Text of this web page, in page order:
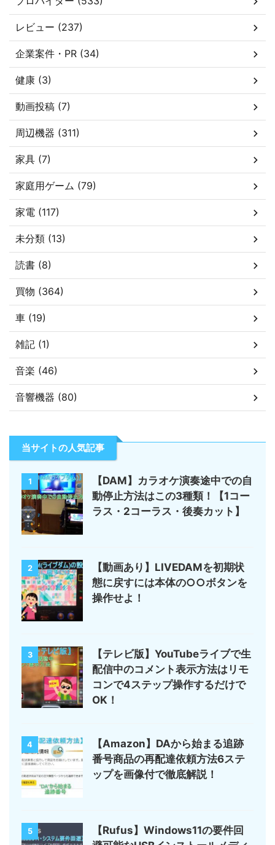
レビュー (237)
企業案件・PR (34)
健康 (3)
動画投稿 (7)
周辺機器 (311)
家具 (7)
家庭用ゲーム (79)
家電 (117)
未分類 (13)
読書 (8)
買物 (364)
車 (19)
雑記 (1)
音楽 (46)
音響機器 (80)
当サイトの人気記事
1
【DAM】カラオケ演奏途中での自
動停止方法はこの3種類！【1コー
ラス・2コーラス・後奏カット】
2
【動画あり】LIVEDAMを初期状
態に戻すには本体の○○ボタンを
操作せよ！
3
【テレビ版】YouTubeライブで生
配信中のコメント表示方法はリモ
コンで4ステップ操作するだけで
OK！
4
【Amazon】DAから始まる追跡
番号商品の再配達依頼方法6ステ
ップを画像付で徹底解説！
5
【Rufus】Windows11の要件回